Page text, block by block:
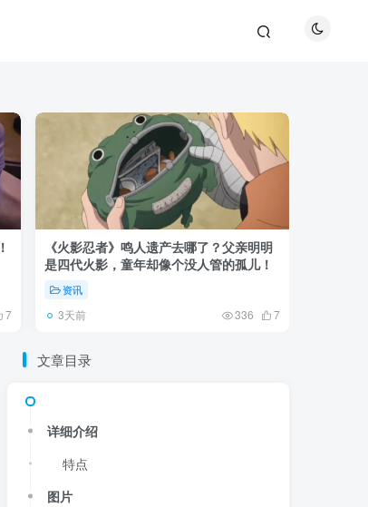
7
《火影忍者》鸣人遗产去哪了？父亲明明
是四代火影，童年却像个没人管的孤儿！
资讯
3天前 336 7
文章目录
详细介绍
特点
图片